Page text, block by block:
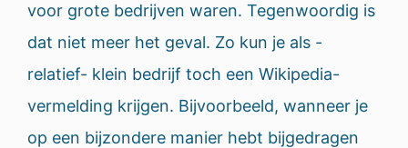
voor grote bedrijven waren. Tegenwoordig is
dat niet meer het geval. Zo kun je als -
relatief- klein bedrijf toch een Wikipedia-
vermelding krijgen. Bijvoorbeeld, wanneer je
op een bijzondere manier hebt bijgedragen